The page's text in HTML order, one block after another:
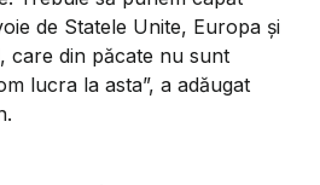
de Statele Unite, Europa și
care din păcate nu sunt
lucra la asta”, a adăugat